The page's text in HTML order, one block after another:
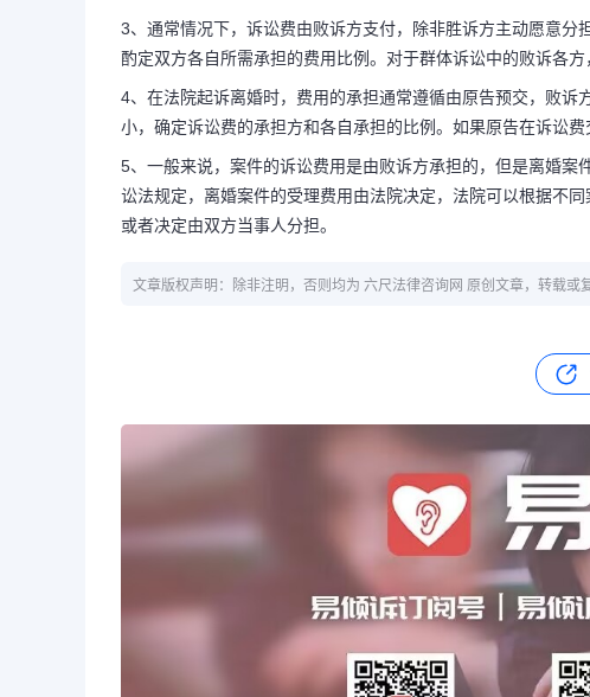
3、通常情况下，诉讼费由败诉方支付，除非胜诉方主动愿意
酌定双方各自所需承担的费用比例。对于群体诉讼中的败诉各
4、在法院起诉离婚时，费用的承担通常遵循由原告预交，败
小，确定诉讼费的承担方和各自承担的比例。如果原告在诉讼
5、一般来说，案件的诉讼费用是由败诉方承担的，但是离婚
讼法规定，离婚案件的受理费用由法院决定，法院可以根据不
或者决定由双方当事人分担。
文章版权声明：除非注明，否则均为 六尺法律咨询网 原创文章，转载或